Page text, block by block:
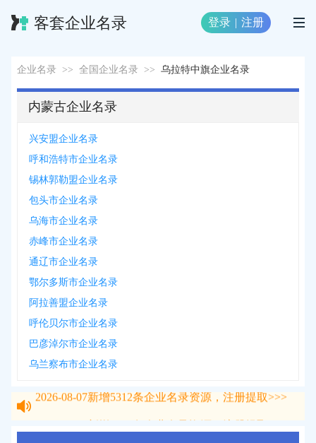
客套企业名录 登录 | 注册
企业名录 >> 全国企业名录 >> 乌拉特中旗企业名录
内蒙古企业名录
兴安盟企业名录
呼和浩特市企业名录
锡林郭勒盟企业名录
包头市企业名录
乌海市企业名录
赤峰市企业名录
通辽市企业名录
鄂尔多斯市企业名录
阿拉善盟企业名录
呼伦贝尔市企业名录
巴彦淖尔市企业名录
乌兰察布市企业名录